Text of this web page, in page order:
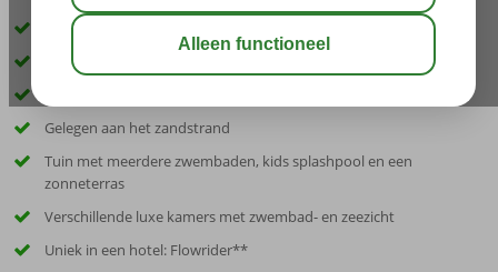
Inclusief huurauto
Met het hele gezin ultiem genieten op Ibiza
Gelegen aan het zandstrand
Tuin met meerdere zwembaden, kids splashpool en een
zonneterras
Verschillende luxe kamers met zwembad- en zeezicht
Uniek in een hotel: Flowrider**